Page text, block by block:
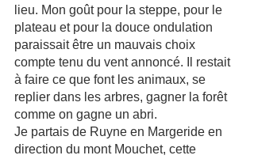
lieu. Mon goût pour la steppe, pour le
plateau et pour la douce ondulation
paraissait être un mauvais choix
compte tenu du vent annoncé. Il restait
à faire ce que font les animaux, se
replier dans les arbres, gagner la forêt
comme on gagne un abri.
Je partais de Ruyne en Margeride en
direction du mont Mouchet, cette